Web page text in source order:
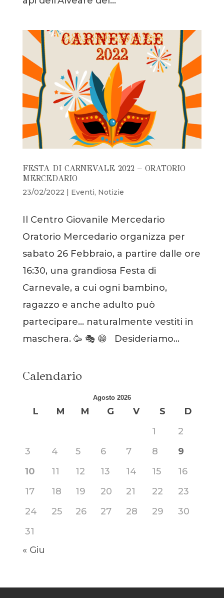
FESTA DI CARNEVALE 2022 – ORATORIO
MERCEDARIO
23/02/2022 | Eventi, Notizie
Il Centro Giovanile Mercedario
Oratorio Mercedario organizza per
sabato 26 Febbraio, a partire dalle ore
16:30, una grandiosa Festa di
Carnevale, a cui ogni bambino,
ragazzo e anche adulto può
partecipare… naturalmente vestiti in
maschera. 🥳 🎭 😁 Desideriamo...
Calendario
Agosto 2026
L M M G V S
D
1
2
3
4 5 6 7 8
9
10
11 12 13 14 15
16
17
18 19 20 21 22
23
24
25 26 27 28 29
30
31
« Giu